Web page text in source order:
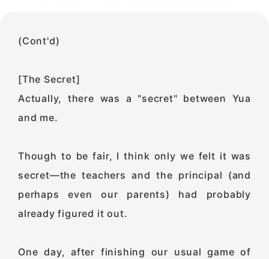
(Cont'd)
[The Secret]
Actually, there was a "secret" between Yua
and me.
Though to be fair, I think only we felt it was
secret—the teachers and the principal (and
perhaps even our parents) had probably
already figured it out.
One day, after finishing our usual game of